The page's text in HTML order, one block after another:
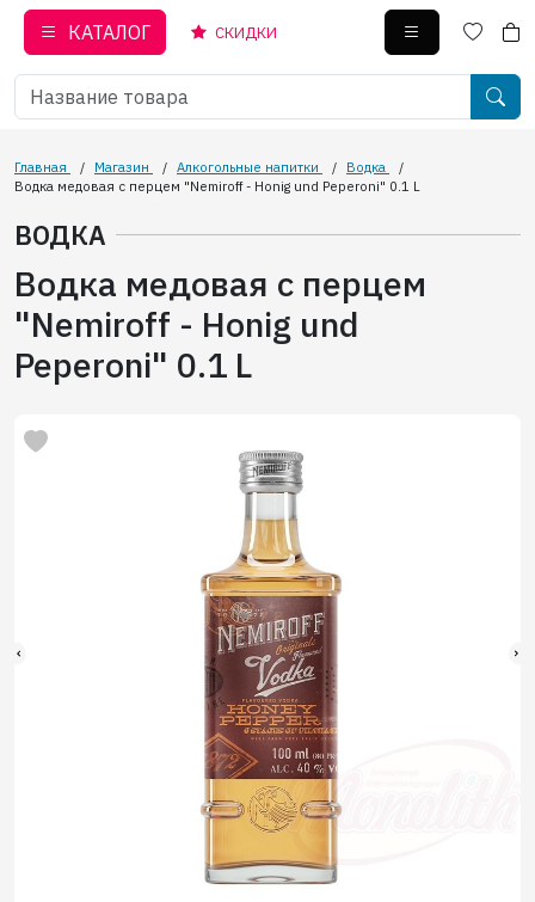
КАТАЛОГ СКИДКИ
Главная / Магазин / Алкогольные напитки / Водка
/
Водка медовая с перцем "Nemiroff - Honig und Peperoni" 0.1 L
ВОДКА
Водка медовая с перцем
"Nemiroff - Honig und
Peperoni" 0.1 L